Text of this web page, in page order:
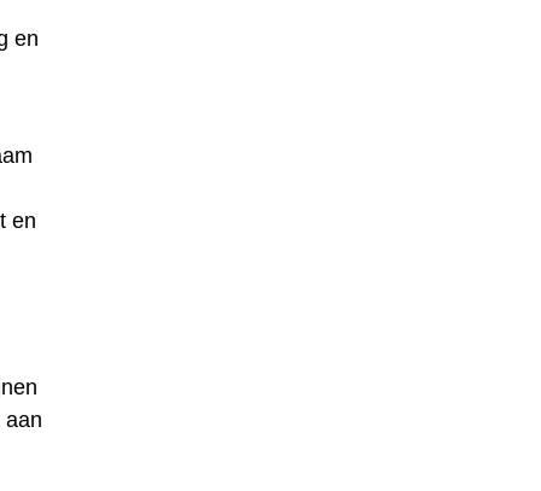
en
en
aan